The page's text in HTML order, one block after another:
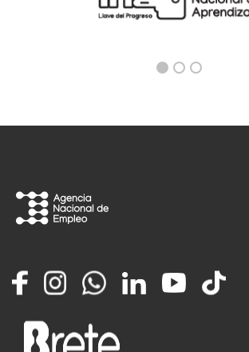
FacebookInstagramWhatsappLinkedInYouTube
TikTok